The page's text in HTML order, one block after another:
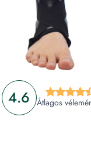
4.6 Átlagos